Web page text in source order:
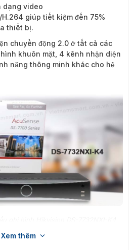
dạng video
giúp tiết kiệm đến 75%
thiết bị.
chuyển động 2.0 ở tất cả các
khuôn mặt, 4 kênh nhận diện
năng thông minh khác cho hệ
để quản lý hệ thống an ninh
Xem thêm